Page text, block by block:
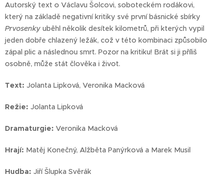
Autorský text o Václavu Šolcovi, soboteckém rodákovi,
který na základě negativní kritiky své první básnické sbírky
Prvosenky uběhl několik desítek kilometrů, při kterých vypil
jeden dobře chlazený ležák, což v této kombinaci způsobilo
zápal plic a následnou smrt. Pozor na kritiku! Brát si ji příliš
osobně, může stát člověka i život.
Text: Jolanta Lipková, Veronika Macková
Režie: Jolanta Lipková
Dramaturgie: Veronika Macková
Hrají: Matěj Konečný, Alžběta Panýrková a Marek Musil
Hudba: Jiří Šlupka Svěrák